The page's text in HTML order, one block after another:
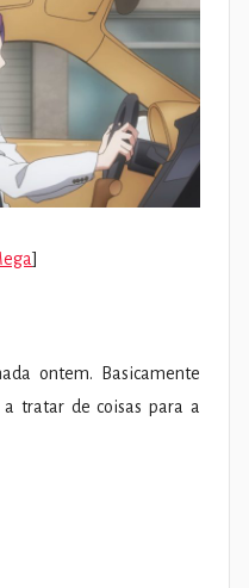
]
ontem. Basicamente
tratar de coisas para a